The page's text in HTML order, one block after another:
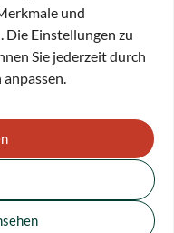
und
Einstellungen zu
Sie jederzeit durch
für das Vertrauen,
Stimmen
dass
ist. Insbesondere in
Spaltung oft das
Menschen
Mitmachen lebt
als Gesellschaft